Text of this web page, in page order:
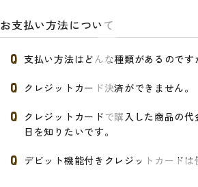
お支払い方法について
支払い方法はどんな種類があるのです
クレジットカード決済ができません。
クレジットカードで購入した商品の代
日を知りたいです。
デビット機能付きクレジットカードは